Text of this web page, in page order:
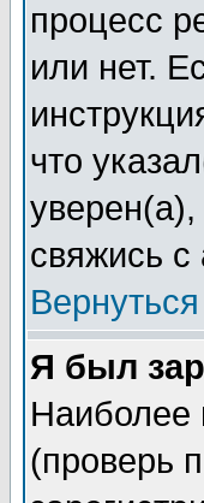
процесс
или нет.
что
свяжись
Я был
Наиболее
(проверь